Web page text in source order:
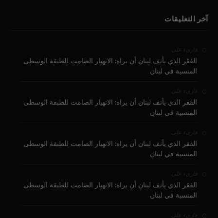
آخر التعليقات
قارىء على
الفقر الذي يأنف لبنان أن يراه: الانهيار الصامت للطبقة الوسطى
المنسية في لبنان
قارىء على
الفقر الذي يأنف لبنان أن يراه: الانهيار الصامت للطبقة الوسطى
المنسية في لبنان
قارىء على
الفقر الذي يأنف لبنان أن يراه: الانهيار الصامت للطبقة الوسطى
المنسية في لبنان
قارىء على
الفقر الذي يأنف لبنان أن يراه: الانهيار الصامت للطبقة الوسطى
المنسية في لبنان
قارىء على